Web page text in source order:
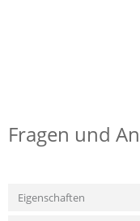
Fragen und
Eigenschaften